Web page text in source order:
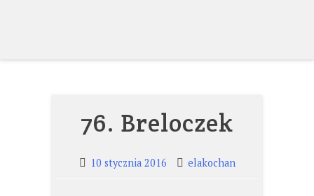
76. Breloczek
10 stycznia 2016 elakochan